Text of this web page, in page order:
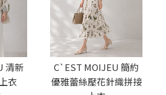
清新
衣
C`EST MOIJEU 簡約
優雅蕾絲壓花針織拼接